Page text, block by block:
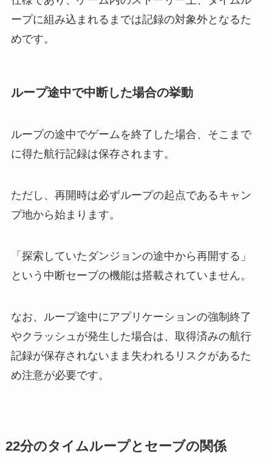
ープに組み込まれるまでは記録の対象外となるた
めです。
ループ途中で中断した場合の挙動
ループの途中でゲームを終了した場合、そこまで
に得た航行記録は保存されます。
ただし、再開時は必ずループの起点であるキャン
プ地から始まります。
「探索していたダンジョンの途中から再開する」
という中断セーブの機能は搭載されていません。
なお、ループ途中にアプリケーションの強制終了
やクラッシュが発生した場合は、取得済みの航行
記録が保存されないまま失われるリスクがあるた
め注意が必要です。
22分のタイムループとセーブの関係